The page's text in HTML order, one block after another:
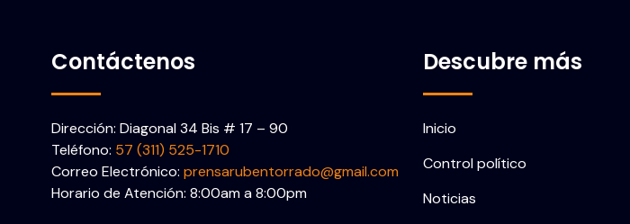
Contáctenos
Dirección: Diagonal 34 Bis # 17 – 90
Teléfono: 57 (311) 525-1710
Correo Electrónico: prensarubentorrado@gmail.com
Horario de Atención: 8:00am a 8:00pm
Descubre más
Inicio
Control político
Noticias